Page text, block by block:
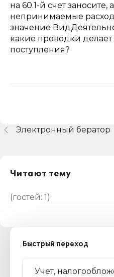
на 60.1-й счет заносите,
непринимаемые
значение
какие проводки
поступления?
Электронный бератор
Читают тему
(гостей: 1)
Быстрый переход